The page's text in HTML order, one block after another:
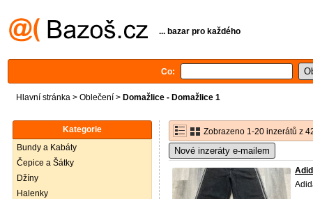
... bazar pro každého
Co:
Hlavní stránka > Oblečení > Domažlice - Domažlice 1
Kategorie
Bundy a Kabáty
Čepice a Šátky
Džíny
Halenky
Zobrazeno 1-20 inzerátů z
Nové inzeráty e-mailem